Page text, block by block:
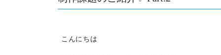
こんにちは